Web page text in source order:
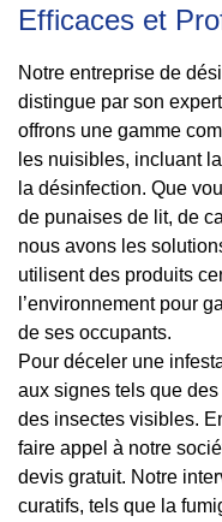
Efficaces et
Notre entreprise de
distingue par son
offrons une gamme
les nuisibles, incluant
la désinfection. Que
de punaises de lit, de
nous avons les
utilisent des produits
l’environnement pour
de ses occupants.
Pour déceler une
aux signes tels que
des insectes visibles.
faire appel à notre
devis gratuit. Notre
curatifs, tels que la